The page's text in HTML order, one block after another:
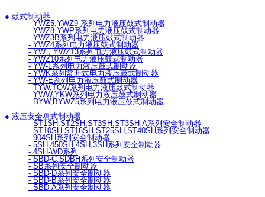
● 鼓式制动器
- YWZ5,YWZ9 系列电力液压鼓式制动器
- YWZ8,YWP系列电力液压鼓式制动器
- YWZ3B系列电力液压鼓式制动器
- YWZ4系列电力液压鼓式制动器
- YW，YWZ13系列电力液压鼓式制动器
- YWZ10系列电力液压鼓式制动器
- YW-L系列电力液压鼓式制动器
- YWK系列常开式电力液压鼓式制动器
- YW-E系列电力液压鼓式制动器
- TYW,TQW系列电力液压鼓式制动器
- YWW,YKW系列电力液压鼓式制动器
- DYW,BYWZ5系列电力液压鼓式制动器
● 液压安全盘式制动器
- ST1SH.ST2SH,ST3SH,ST3SH-A系列安全制动器
- ST10SH.ST16SH,ST25SH,ST40SH系列安全制动器
- 904SH系列安全制动器
- 5SH,450SH,4SH,3SH系列安全制动器
- 4SH-WD系列
- SBD-C,SDBH系列安全制动器
- SB系列安全制动器
- SBD-D系列安全制动器
- SBD-B系列安全制动器
- SBD-A系列安全制动器